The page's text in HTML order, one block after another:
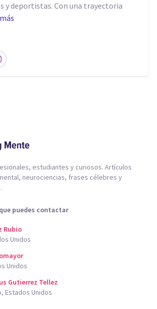
y deportistas. Con una trayectoria
estudiantes y curiosos. Artículos
neurociencias, frases célebres y
puedes contactar
Rubio
Unidos
Unidos
Gutierrez Tellez
Estados Unidos